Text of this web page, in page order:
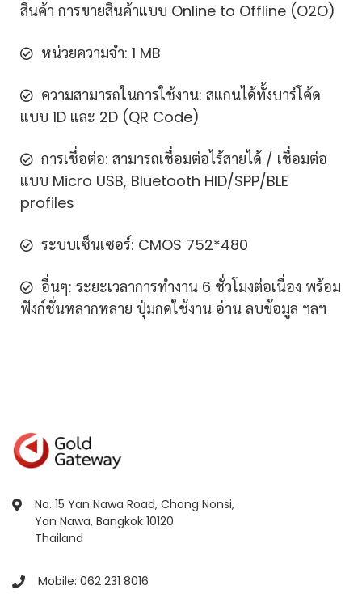
สินค้า การขายสินค้าแบบ Online to Offline (O2O)
หน่วยความจำ: 1 MB
ความสามารถในการใช้งาน: สแกนได้ทั้งบาร์โค้ด
แบบ 1D และ 2D (QR Code)
การเชื่อต่อ: สามารถเชื่อมต่อไร้สายได้ / เชื่อมต่อ
แบบ Micro USB, Bluetooth HID/SPP/BLE
profiles
ระบบเซ็นเซอร์: CMOS 752*480
อื่นๆ: ระยะเวลาการทำงาน 6 ชั่วโมงต่อเนื่อง พร้อม
ฟังก์ชั่นหลากหลาย ปุ่มกดใช้งาน อ่าน ลบข้อมูล ฯลฯ
No. 15 Yan Nawa Road, Chong Nonsi,
Yan Nawa, Bangkok 10120
Thailand
Mobile: 062 231 8016